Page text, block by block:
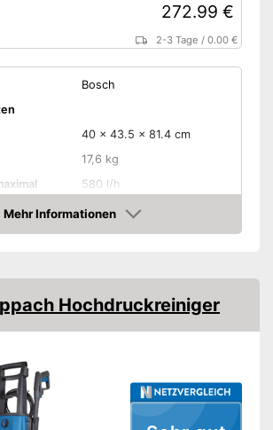
272.99 €
2-3 Tage /0.00 €
Bosch
40 x 43.5 x 81.4 cm
17,6 kg
580 l/h
140 bar
2.100 W
maximal
800 cm
Mehr Informationen
Hochdruckreiniger